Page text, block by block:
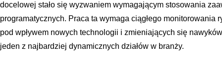
docelowej stało się wyzwaniem wymagającym stosowania
programatycznych. Praca ta wymaga ciągłego monitorowania
pod wpływem nowych technologii i zmieniających się
jeden z najbardziej dynamicznych działów w branży.